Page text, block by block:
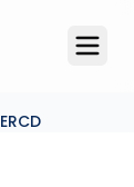
ERCD